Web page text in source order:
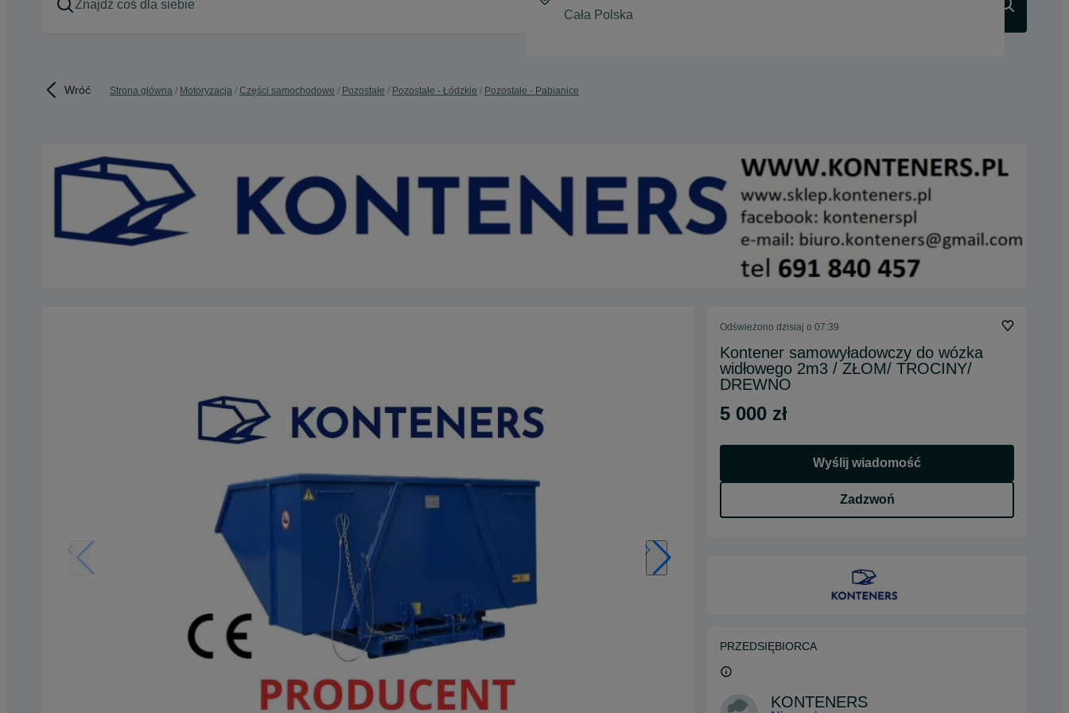
Wróć Strona główna Motoryzacja Części samochodowe Pozostałe Pozostałe - Łódzkie Pozostałe - Pabianice
Odświeżono dzisiaj o 07:39
Kontener samowyładowczy do wózka
widłowego 2m3 / ZŁOM/ TROCINY/
DREWNO
5 000 zł
Wyślij wiadomość
Zadzwoń
PRZEDSIĘBIORCA
KONTENERS